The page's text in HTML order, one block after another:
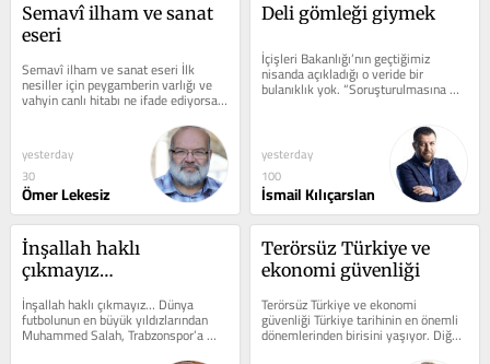
Semavî ilham ve sanat
eseri
Semavî ilham ve sanat eseri İlk
nesiller için peygamberin varlığı ve
vahyin canlı hitabı ne ifade ediyorsa,
sonraki kuşaklar için kutlu...
yesterday
30
Ömer Lekesiz
Deli gömleği giymek
İçişleri Bakanlığı’nın geçtiğimiz
nisanda açıkladığı o veride bir
bulanıklık yok. “Soruşturulmasına
izin verilen belediyeler”...
yesterday
100
İsmail Kılıçarslan
İnşallah haklı
çıkmayız…
İnşallah haklı çıkmayız… Dünya
futbolunun en büyük yıldızlarından
Muhammed Salah, Trabzonspor’a
transferiyle Türk ve dünya futbol...
Terörsüz Türkiye ve
ekonomi güvenliği
Terörsüz Türkiye ve ekonomi
güvenliği Türkiye tarihinin en önemli
dönemlerinden birisini yaşıyor. Diğer
pek çok önemli konunun yanında...